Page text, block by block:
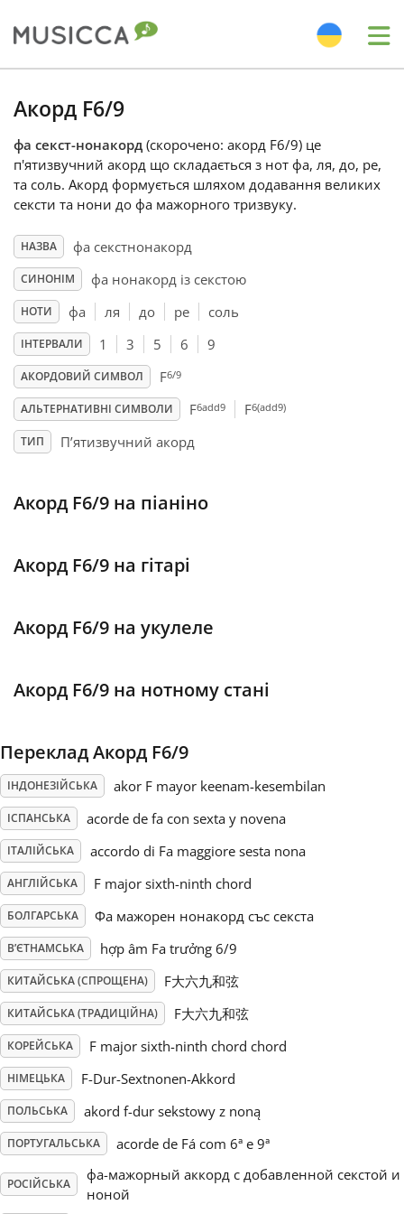
Български
Dansk
Deutsch
English
Español
Français
한국어
Português
Русский
Svenska
Tiếng Việt
Türkçe
Українська
简体中文
繁體中文
Акорд F6/9
фа секст-нонакорд (скорочено: акорд F6/9) це
п'ятизвучний акорд що складається з нот фа, ля, до, ре,
та соль. Акорд формується шляхом додавання великих
сексти та нони до фа мажорного тризвуку.
НАЗВА фа секстнонакорд
СИНОНІМ фа нонакорд iз секстою
НОТИ фа ля до ре соль
ІНТЕРВАЛИ 1 3 5 6 9
АКОРДОВИЙ СИМВОЛ F6/9
АЛЬТЕРНАТИВНІ СИМВОЛИ F6add9 F6(add9)
ТИП П’ятизвучний акорд
Акорд F6/9 на піаніно
Акорд F6/9 на гітарі
Акорд F6/9 на укулеле
Акорд F6/9 на нотному стані
Переклад Акорд F6/9
ІНДОНЕЗІЙСЬКА akor F mayor keenam-kesembilan
ІСПАНСЬКА acorde de fa con sexta y novena
ІТАЛІЙСЬКА accordo di Fa maggiore sesta nona
АНГЛІЙСЬКА F major sixth-ninth chord
БОЛГАРСЬКА Фа мажорен нонакорд със секста
В’ЄТНАМСЬКА hợp âm Fa trưởng 6/9
КИТАЙСЬКА (СПРОЩЕНА) F大六九和弦
КИТАЙСЬКА (ТРАДИЦІЙНА) F大六九和弦
КОРЕЙСЬКА F major sixth-ninth chord chord
НІМЕЦЬКА F-Dur-Sextnonen-Akkord
ПОЛЬСЬКА akord f-dur sekstowy z noną
ПОРТУГАЛЬСЬКА acorde de Fá com 6ª e 9ª
РОСІЙСЬКА
фа-мажорный аккорд с добавленной секстой и
ноной